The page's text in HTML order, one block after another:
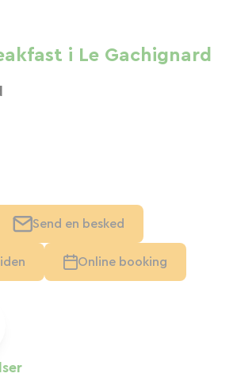
i Le Gachignard
Send en besked
Online booking